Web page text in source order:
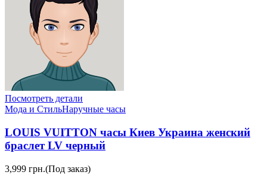
Посмотреть детали
Мода и СтильНаручные часы
LOUIS VUITTON часы Киев Украина женский
браслет LV черный
3,999 грн.(Под заказ)